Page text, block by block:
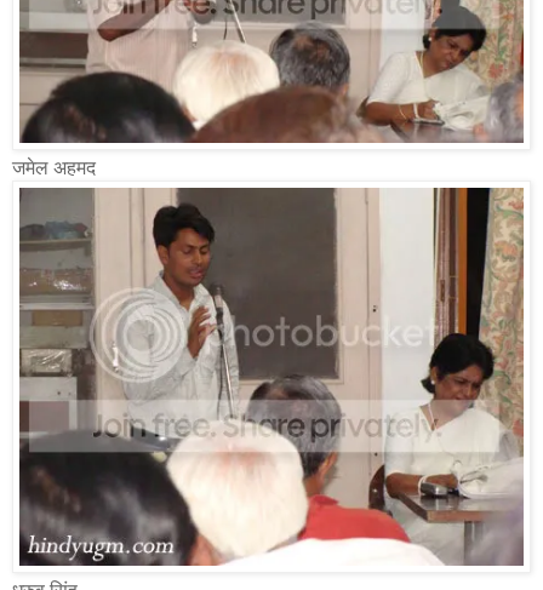
जमेल अहमद